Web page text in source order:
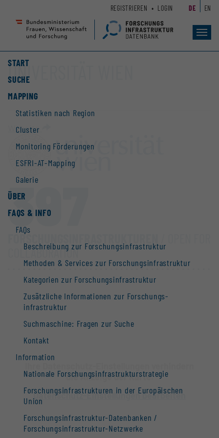
Seiteninhalt
Accesskey
Hauptnavigation
Accesskey
START
SUCHE
MAPPING
Statistiken nach Region
Cluster
Monitoring Förderungen
ESFRI-AT-Mapping
Galerie
ÜBER
FAQS & INFO
FAQs
Beschreibung zur Forschungs­infrastruktur
Methoden & Services zur Forschungs­infrastruktur
Kategorien zur Forschungs­infrastruktur
Zusätzliche Informationen zur Forschungs­
infrastruktur
Suchmaschine: Fragen zur Suche
Kontakt
Information
Nationale Forschungs­infrastruktur­strategie
Forschungs­infrastrukturen in der Europäischen
Union
Forschungs­infrastruktur-Datenbanken /
Forschungs­infrastruktur-Netzwerke
REGISTRIEREN LOGIN DE EN
UNIVERSITÄT WIEN
Website
397
FORSCHUNGS­INFRASTRUKTUREN
COLLABORATION
die Anzeige der Karte.
Datenschutz-Einstellungen bearbeiten